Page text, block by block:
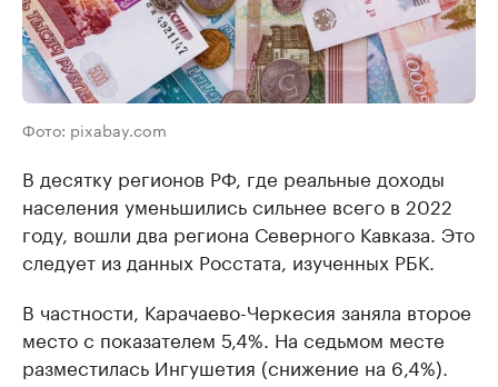
Фото: pixabay.com
В десятку регионов РФ, где реальные доходы
населения уменьшились сильнее всего в 2022
году, вошли два региона Северного Кавказа. Это
следует из данных Росстата, изученных РБК.
В частности, Карачаево-Черкесия заняла второе
место с показателем 5,4%. На седьмом месте
разместилась Ингушетия (снижение на 6,4%).